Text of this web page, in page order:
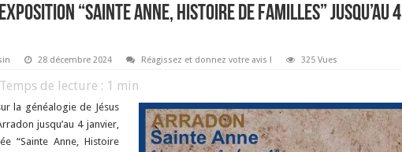
Exposition “Sainte Anne, Histoire de familles” jusqu’au 4
28 décembre 2024 Réagissez et donnez votre avis ! 325 Vues
de lecture : 1 min
la généalogie de Jésus
jusqu’au 4 janvier,
“Sainte Anne, Histoire